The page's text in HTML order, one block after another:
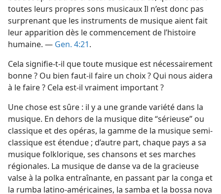
toutes leurs propres sons musicaux Il n’est donc pas
surprenant que les instruments de musique aient fait
leur apparition dès le commencement de l’histoire
humaine. — Gen. 4:21.
Cela signifie-​t-​il que toute musique est nécessairement
bonne ? Ou bien faut-​il faire un choix ? Qui nous aidera
à le faire ? Cela est-​il vraiment important ?
Une chose est sûre : il y a une grande variété dans la
musique. En dehors de la musique dite “sérieuse” ou
classique et des opéras, la gamme de la musique semi-
classique est étendue ; d’autre part, chaque pays a sa
musique folklorique, ses chansons et ses marches
régionales. La musique de danse va de la gracieuse
valse à la polka entraînante, en passant par la conga et
la rumba latino-américaines, la samba et la bossa nova